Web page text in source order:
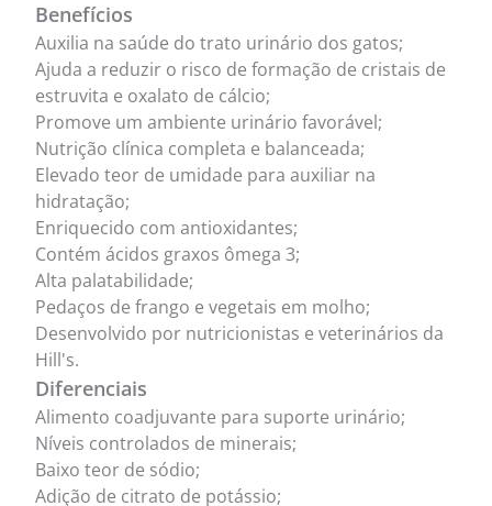
Benefícios
Auxilia na saúde do trato urinário dos gatos;
Ajuda a reduzir o risco de formação de cristais de
estruvita e oxalato de cálcio;
Promove um ambiente urinário favorável;
Nutrição clínica completa e balanceada;
Elevado teor de umidade para auxiliar na
hidratação;
Enriquecido com antioxidantes;
Contém ácidos graxos ômega 3;
Alta palatabilidade;
Pedaços de frango e vegetais em molho;
Desenvolvido por nutricionistas e veterinários da
Hill's.
Diferenciais
Alimento coadjuvante para suporte urinário;
Níveis controlados de minerais;
Baixo teor de sódio;
Adição de citrato de potássio;